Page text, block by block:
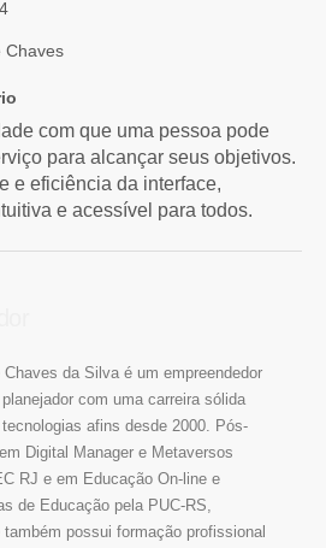
Chaves
com que uma pessoa pode
para alcançar seus objetivos.
e eficiência da interface,
e acessível para todos.
Chaves da Silva é um empreendedor
com uma carreira sólida
afins desde 2000. Pós-
Digital Manager e Metaversos
RJ e em Educação On-line e
de Educação pela PUC-RS,
também possui formação profissional